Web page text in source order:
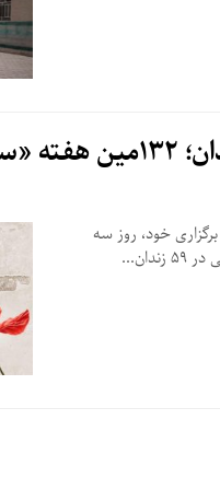
اعدام » در ۱۳۲مین هفته برگزاری خود، روز سه‌